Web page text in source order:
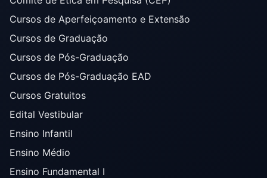
Cursos de Aperfeiçoamento e Extensão
Cursos de Graduação
Cursos de Pós-Graduação
Cursos de Pós-Graduação EAD
Cursos Gratuitos
Edital Vestibular
Ensino Infantil
Ensino Médio
Ensino Fundamental I